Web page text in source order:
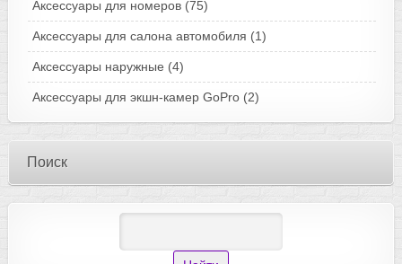
Аксессуары для номеров (75)
Аксессуары для салона автомобиля (1)
Аксессуары наружные (4)
Аксессуары для экшн-камер GoPro (2)
Поиск